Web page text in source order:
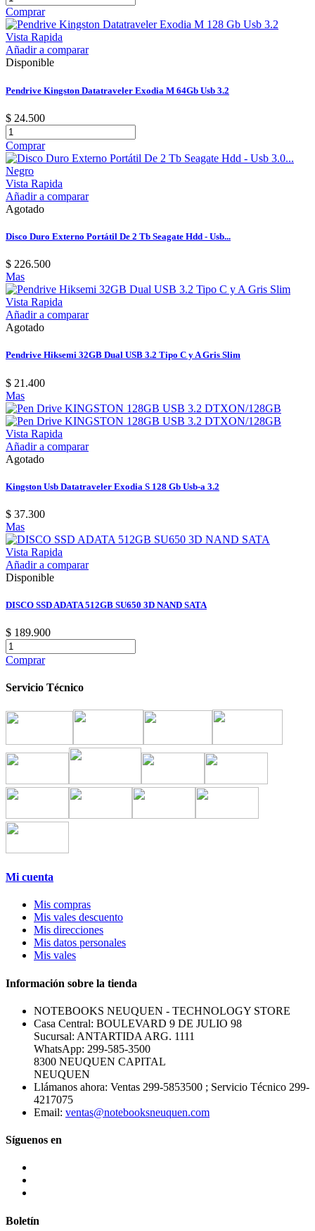
Comprar
Vista Rapida
Añadir a comparar
Disponible
Pendrive Kingston Datatraveler Exodia M 64Gb Usb 3.2
$ 24.500
Comprar
Vista Rapida
Añadir a comparar
Agotado
Disco Duro Externo Portátil De 2 Tb Seagate Hdd - Usb...
$ 226.500
Mas
Vista Rapida
Añadir a comparar
Agotado
Pendrive Hiksemi 32GB Dual USB 3.2 Tipo C y A Gris Slim
$ 21.400
Mas
Vista Rapida
Añadir a comparar
Agotado
Kingston Usb Datatraveler Exodia S 128 Gb Usb-a 3.2
$ 37.300
Mas
Vista Rapida
Añadir a comparar
Disponible
DISCO SSD ADATA 512GB SU650 3D NAND SATA
$ 189.900
Comprar
Servicio Técnico
Mi cuenta
Mis compras
Mis vales descuento
Mis direcciones
Mis datos personales
Mis vales
Información sobre la tienda
NOTEBOOKS NEUQUEN - TECHNOLOGY STORE
Casa Central: BOULEVARD 9 DE JULIO 98
Sucursal: ANTARTIDA ARG. 1111
WhatsApp: 299-585-3500
8300 NEUQUEN CAPITAL
NEUQUEN
Llámanos ahora: Ventas 299-5853500 ; Servicio Técnico 299-
4217075
Email: ventas@notebooksneuquen.com
Síguenos en
Boletín